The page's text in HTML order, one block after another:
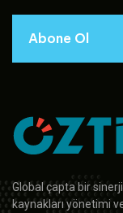
Abone Ol
Global çapta bir
kaynakları yönetimi